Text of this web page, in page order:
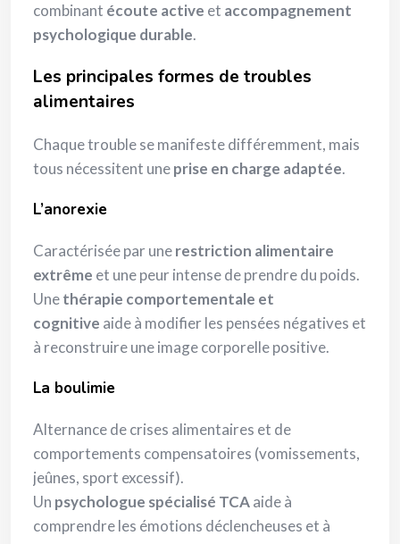
combinant écoute active et accompagnement
psychologique durable.
Les principales formes de troubles
alimentaires
Chaque trouble se manifeste différemment, mais
tous nécessitent uneprise en charge adaptée.
L’anorexie
Caractérisée par unerestriction alimentaire
extrême et une peur intense de prendre du poids.
Unethérapie comportementale et
cognitive aide à modifier les pensées négatives et
à reconstruire une image corporelle positive.
La boulimie
Alternance de crises alimentaires et de
comportements compensatoires (vomissements,
jeûnes, sport excessif).
Un psychologue spécialisé TCAaide à
comprendre les émotions déclencheuses et à